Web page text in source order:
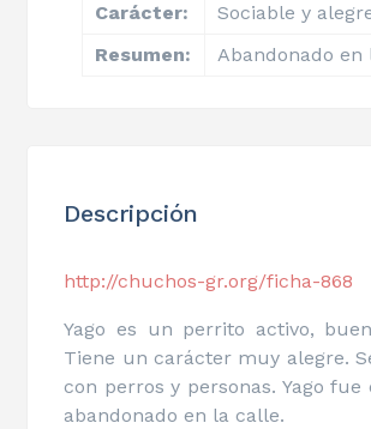
Carácter:
Sociable y
Resumen:
Abandonado en
Descripción
http://chuchos-gr.org/ficha-868
Yago es un perrito activo,
Tiene un carácter muy alegre.
con perros y personas. Yago fue
abandonado en la calle.